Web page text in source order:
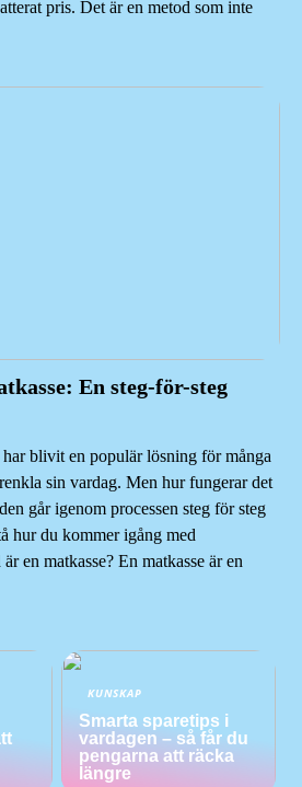
pris. Det är en metod som inte
En steg-för-steg
har blivit en populär lösning för många
sin vardag. Men hur fungerar det
går igenom processen steg för steg
hur du kommer igång med
en matkasse? En matkasse är en
KUNSKAP
Smarta sparetips i
vardagen – så får du
pengarna att räcka
längre